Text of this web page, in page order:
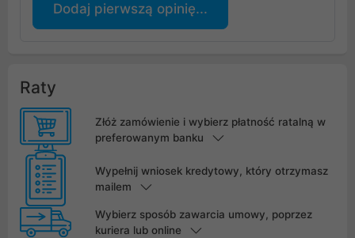
Dodaj pierwszą opinię...
Raty
Złóż zamówienie i wybierz płatność ratalną w
preferowanym banku
Wypełnij wniosek kredytowy, który otrzymasz
mailem
Wybierz sposób zawarcia umowy, poprzez
kuriera lub online